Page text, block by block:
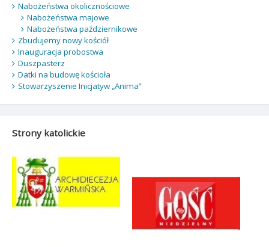
Nabożeństwa okolicznościowe
Nabożeństwa majowe
Nabożeństwa październikowe
Zbudujemy nowy kościół
Inauguracja probostwa
Duszpasterz
Datki na budowę kościoła
Stowarzyszenie Inicjatyw „Anima”
Strony katolickie